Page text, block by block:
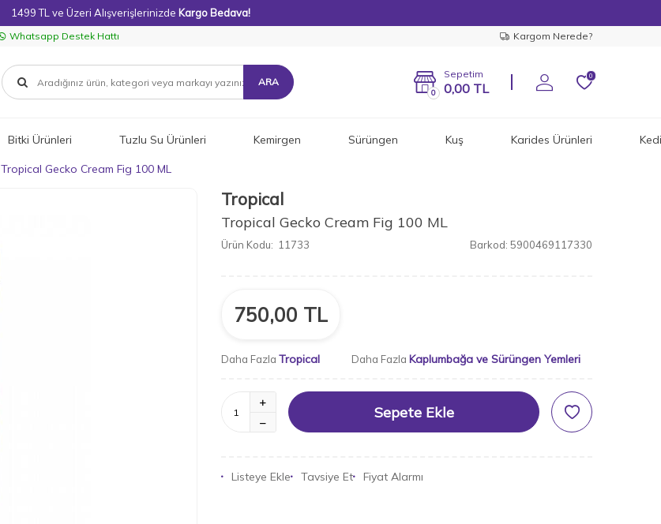
1499 TL ve Üzeri Alışverişlerinizde Kargo Bedava!
Whatsapp Destek Hattı Kargom Nerede?
ARA
0
Sepetim
0,00 TL
0
Bitki Ürünleri Tuzlu Su Ürünleri Kemirgen Sürüngen Kuş Karides Ürünleri Kedi
Tropical Gecko Cream Fig 100 ML
Tropical
Tropical Gecko Cream Fig 100 ML
Ürün Kodu: 11733 Barkod: 5900469117330
750,00 TL
Daha Fazla Tropical Daha Fazla Kaplumbağa ve Sürüngen Yemleri
Sepete Ekle
Listeye Ekle Tavsiye Et Fiyat Alarmı